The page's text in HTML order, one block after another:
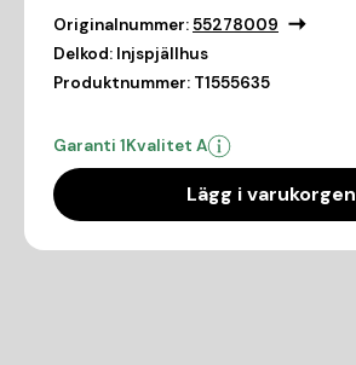
Originalnummer:55278009
Delkod: Injspjällhus
Produktnummer: T1555635
Garanti 1Kvalitet A
Lägg i varukorgen